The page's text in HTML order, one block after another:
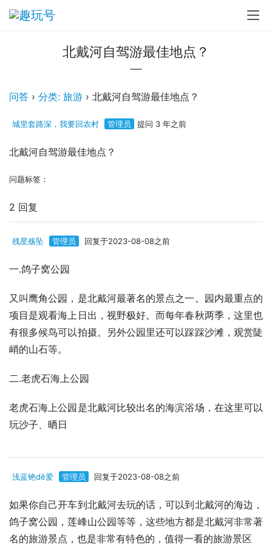
北戴河自驾游最佳地点？
问答 › 分类: 旅游 › 北戴河自驾游最佳地点？
城里套路深，我要回农村 管理员 提问 3 年之前
北戴河自驾游最佳地点？
问题标签：
2 回复
残星殇坠 管理员 回复于2023-08-08之前
一.鸽子窝公园
又叫鹰角公园，是北戴河最著名的景点之一。园内最重点的
项目是观看海上日出，视野极好。而每年春秋两季，这里也
有很多候鸟可以拍摄。另外公园里还可以踩踩沙滩，观赏陡
峭的山石等。
二.老虎石海上公园
老虎石海上公园是北戴河比较出名的海滨浴场，在这里可以
玩沙子、晒日
浅蓝铯dē爱 管理员 回复于2023-08-08之前
如果你自己开车到北戴河去玩的话，可以到北戴河的海边，
鸽子窝公园，莲峰山公园等等，这些地方都是北戴河非常著
名的旅游景点，也是非常有特色的，值得一看的旅游景区